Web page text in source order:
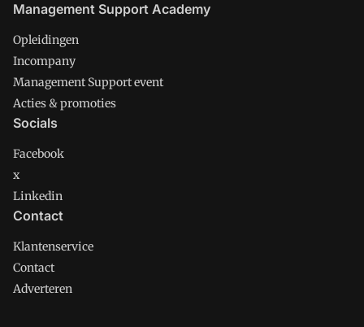
Management Support Academy
Opleidingen
Incompany
Management Support event
Acties & promoties
Socials
Facebook
x
Linkedin
Contact
Klantenservice
Contact
Adverteren